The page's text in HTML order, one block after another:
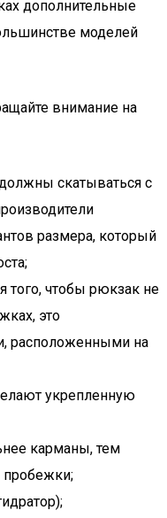
дополнительные
моделей
внимание на
скатываться с
размера, который
того, чтобы рюкзак не
это
расположенными на
укрепленную
карманы, тем
пробежки;